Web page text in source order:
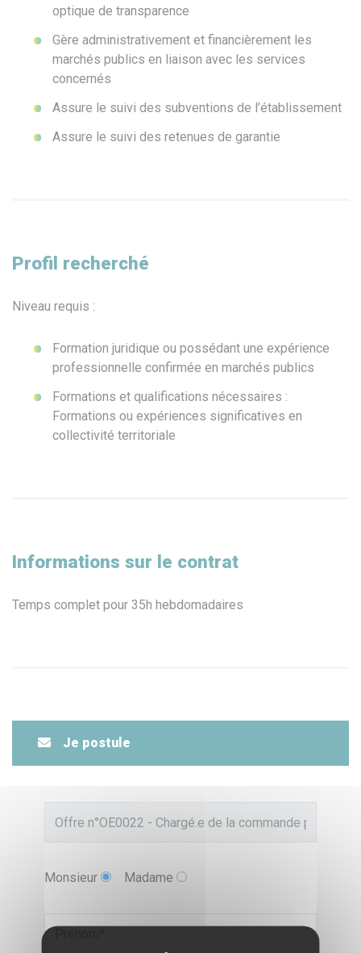
optique de transparence
Gère administrativement et financièrement les
marchés publics en liaison avec les services
concernés
Assure le suivi des subventions de l’établissement
Assure le suivi des retenues de garantie
Profil recherché
Niveau requis :
Formation juridique ou possédant une expérience
professionnelle confirmée en marchés publics
Formations et qualifications nécessaires :
Formations ou expériences significatives en
collectivité territoriale
Informations sur le contrat
Temps complet pour 35h hebdomadaires
Je postule
Monsieur Madame